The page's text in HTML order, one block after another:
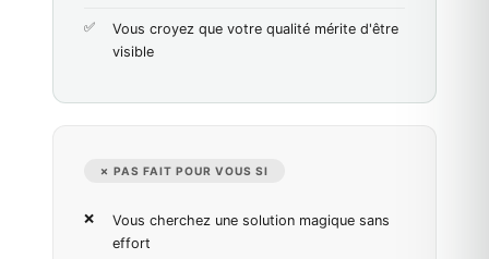
Vous croyez que votre qualité mérite d'être
visible
✗ PAS FAIT POUR VOUS SI
Vous cherchez une solution magique sans
effort